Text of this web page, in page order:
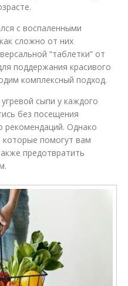
с воспаленными
сложно от них
“таблетки” от
поддержания красивого
комплексный подход.
сыпи у каждого
без посещения
рекомендаций. Однако
помогут вам
предотвратить